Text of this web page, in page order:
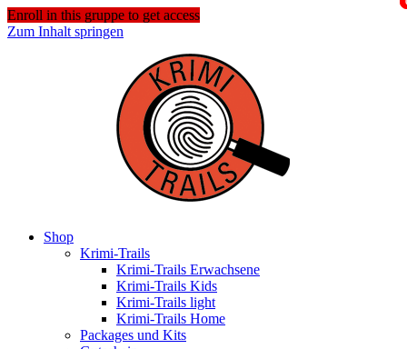
Enroll in this gruppe to get access
Zum Inhalt springen
Shop
Krimi-Trails
Krimi-Trails Erwachsene
Krimi-Trails Kids
Krimi-Trails light
Krimi-Trails Home
Packages und Kits